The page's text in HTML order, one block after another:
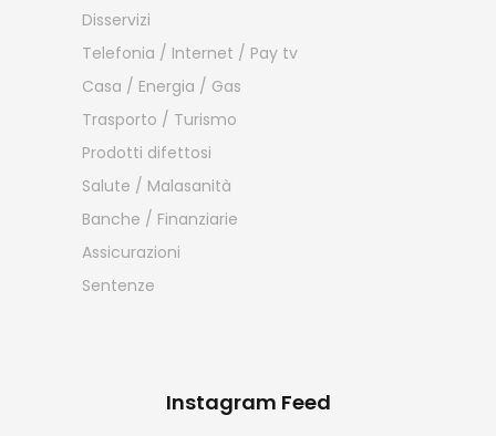
Disservizi
Telefonia / Internet / Pay tv
Casa / Energia / Gas
Trasporto / Turismo
Prodotti difettosi
Salute / Malasanità
Banche / Finanziarie
Assicurazioni
Sentenze
Instagram Feed